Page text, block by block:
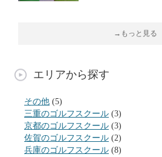
→もっと見る
エリアから探す
その他 (5)
三重のゴルフスクール (3)
京都のゴルフスクール (3)
佐賀のゴルフスクール (2)
兵庫のゴルフスクール (8)